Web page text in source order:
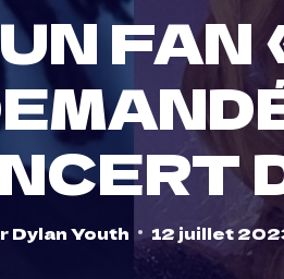
FAN
Dylan Youth 12 juillet